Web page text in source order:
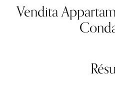
Vendita